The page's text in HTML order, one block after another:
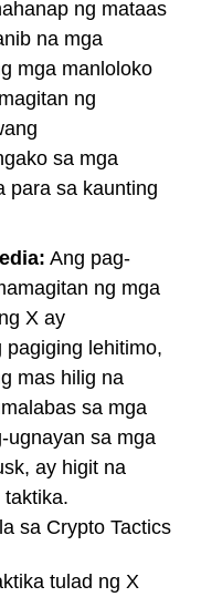
ng mataas
na mga
mga manloloko
ng
sa mga
para sa kaunting
Ang pag-
ng mga
X ay
pagiging lehitimo,
mas hilig na
sa mga
ugnayan sa mga
ay higit na
sa Crypto Tactics
tulad ng X